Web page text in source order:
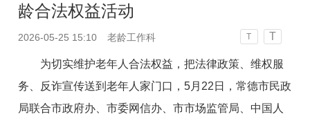
龄合法权益活动
2026-05-25 15:10 老龄工作科 T T
为切实维护老年人合法权益，把法律政策、维权服
务、反诈宣传送到老年人家门口，5月22日，常德市民政
局联合市政府办、市委网信办、市市场监管局、中国人